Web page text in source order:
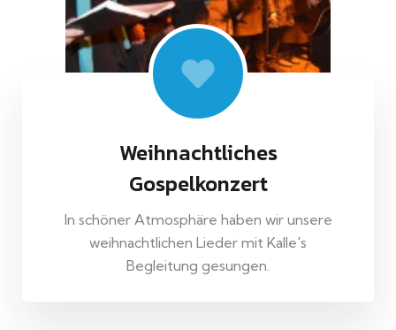
Weihnachtliches
Gospelkonzert
In schöner Atmosphäre haben wir unsere
weihnachtlichen Lieder mit Kalle's
Begleitung gesungen.